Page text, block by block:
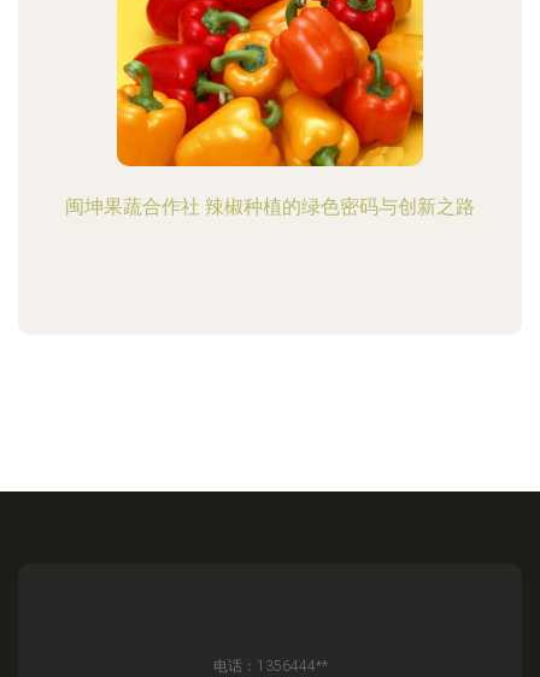
闽坤果蔬合作社 辣椒种植的绿色密码与创新之路
电话：1356444**